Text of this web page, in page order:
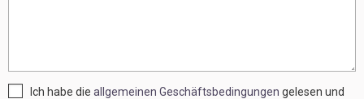
Ich habe dieallgemeinen Geschäftsbedingungen gelesen und